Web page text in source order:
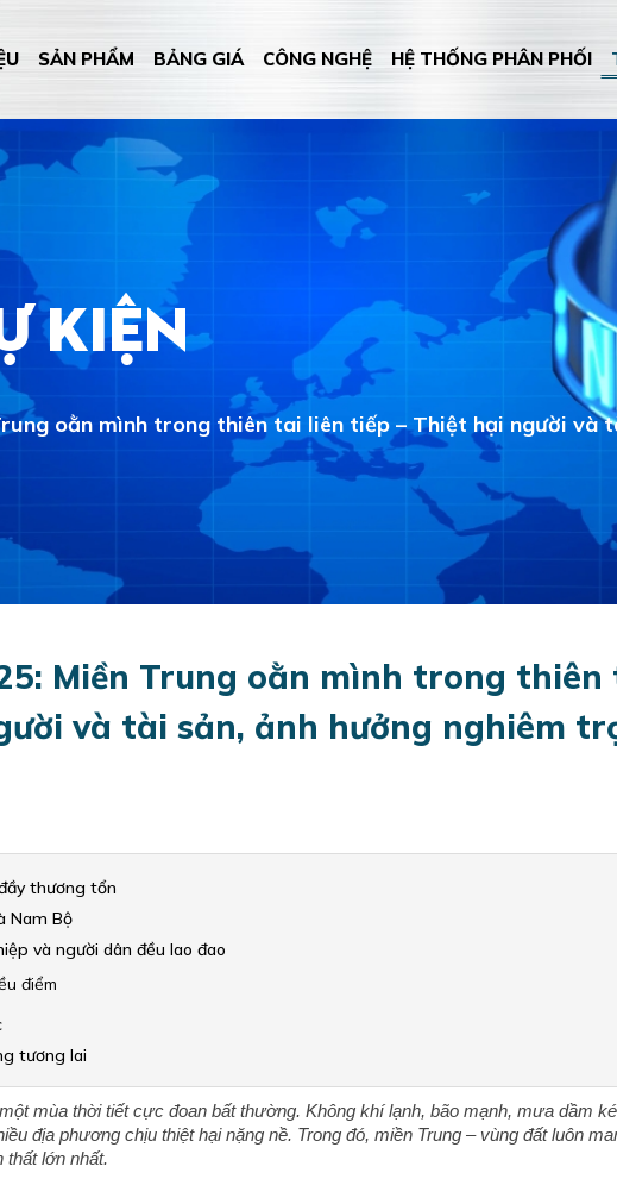
SẢN PHẨM BẢNG GIÁ CÔNG NGHỆ HỆ THỐNG PHÂN PHỐI
kiện
oằn mình trong thiên tai liên tiếp – Thiệt hại người và
Miền Trung oằn mình trong thiên
và tài sản, ảnh hưởng nghiêm
thương tổn
Nam Bộ
và người dân đều lao đao
điểm
tương lai
mùa thời tiết cực đoan bất thường. Không khí lạnh, bão mạnh, mưa dầm
địa phương chịu thiệt hại nặng nề. Trong đó, miền Trung – vùng đất luôn
thất lớn nhất.